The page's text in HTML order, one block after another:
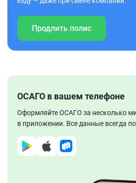
Продлить полис
ОСАГО в вашем телефоне
Оформляйте ОСАГО за несколько
в приложении. Все данные всегда